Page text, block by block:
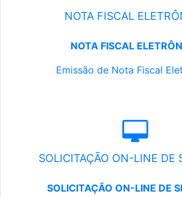
NOTA FISCAL
NOTA FISCAL
Emissão de Nota Fiscal
SOLICITAÇÃO ON-LINE DE
SOLICITAÇÃO ON-LINE DE